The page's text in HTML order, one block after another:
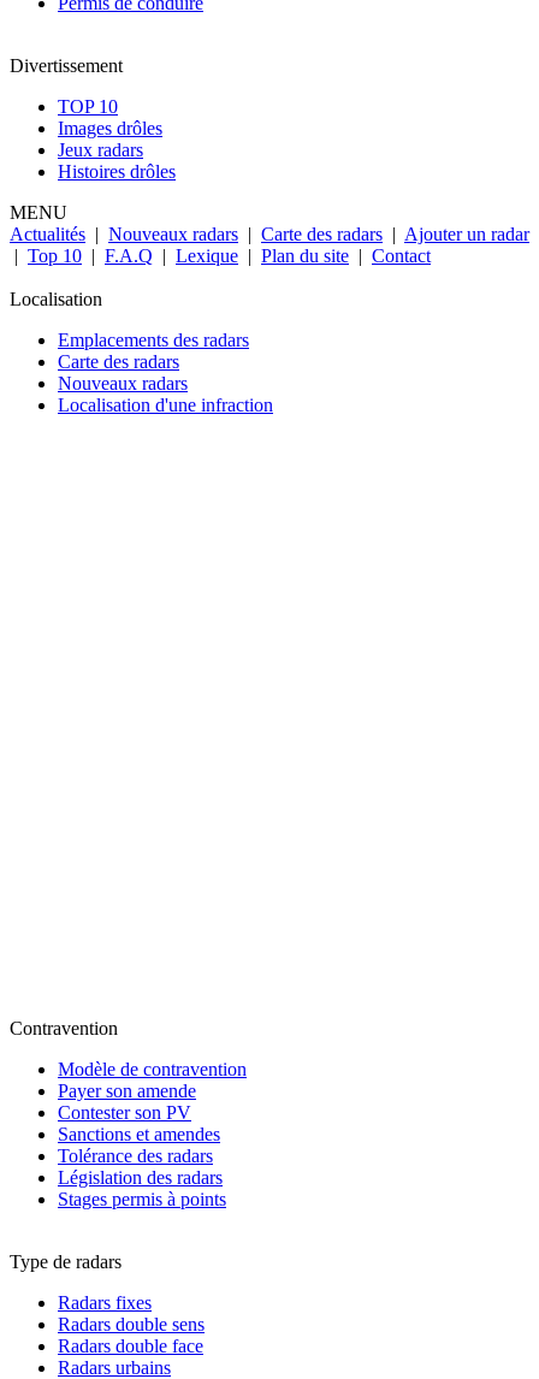
Divertissement
TOP 10
Images drôles
Jeux radars
Histoires drôles
MENU
Actualités | Nouveaux radars | Carte des radars | Ajouter un radar
| Top 10 | F.A.Q | Lexique | Plan du site | Contact
Localisation
Emplacements des radars
Carte des radars
Nouveaux radars
Localisation d'une infraction
Contravention
Modèle de contravention
Payer son amende
Contester son PV
Sanctions et amendes
Tolérance des radars
Législation des radars
Stages permis à points
Type de radars
Radars fixes
Radars double sens
Radars double face
Radars urbains